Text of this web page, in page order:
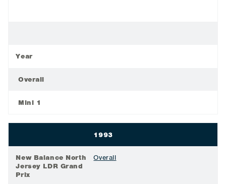
Year
Overall
Mini 1
1993
New Balance North
Jersey LDR Grand
Prix
Overall